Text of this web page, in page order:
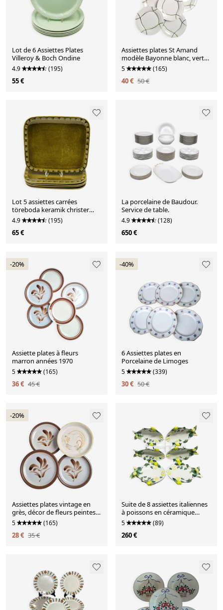
Lot de 6 Assiettes Plates
Villeroy & Boch Ondine
4.9 (195)
55 €
Assiettes plates St Amand
modèle Bayonne blanc, vert
et noir
5 (165)
40 € 50 €
Lot 5 assiettes carrées
töreboda keramik christer
heijl
4.9 (195)
65 €
La porcelaine de Baudour.
Service de table.
4.9 (128)
650 €
-20%
Assiette plates à fleurs
marron années 1970
5 (165)
36 € 45 €
-40%
6 Assiettes plates en
Porcelaine de Limoges
5 (339)
30 € 50 €
-20%
Assiettes plates vintage en
grès, décor de fleurs peintes à
la main
5 (165)
28 € 35 €
Suite de 8 assiettes italiennes
à poissons en céramique
Barbotine
5 (89)
260 €